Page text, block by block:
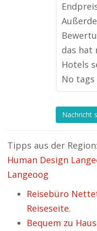
das hat
Hotels
No
Nachricht
Tipps aus der Region:
Human Design
Langeoog
Reisebüro
Reiseseite.
Bequem zu